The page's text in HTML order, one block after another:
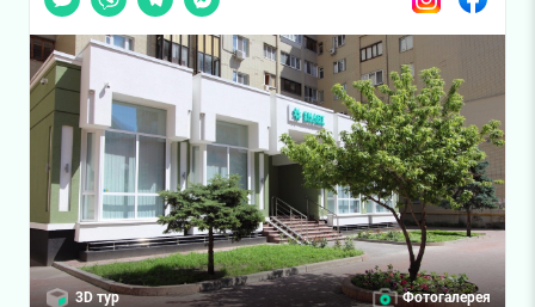
3D тур Фотогалерея